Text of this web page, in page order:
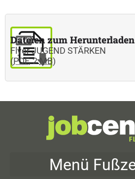
Dateien zum Herunterladen
Flyer JUGEND STÄRKEN
(PDF,2MB)